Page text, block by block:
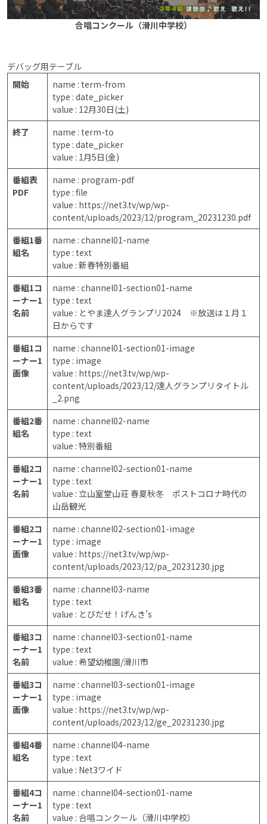
合唱コンクール（滑川中学校）
デバッグ用テーブル
開始
name : term-from
type : date_picker
value : 12月30日(土)
終了
name : term-to
type : date_picker
value : 1月5日(金)
番組表
PDF
name : program-pdf
type : file
value : https://net3.tv/wp/wp-
content/uploads/2023/12/program_20231230.pdf
番組1番
組名
name : channel01-name
type : text
value : 新春特別番組
番組1コ
ーナー1
名前
name : channel01-section01-name
type : text
value : とやま達人グランプリ2024 ※放送は１月１
日からです
番組1コ
ーナー1
画像
name : channel01-section01-image
type : image
value : https://net3.tv/wp/wp-
content/uploads/2023/12/達人グランプリタイトル
_2.png
番組2番
組名
name : channel02-name
type : text
value : 特別番組
番組2コ
ーナー1
名前
name : channel02-section01-name
type : text
value : 立山室堂山荘 春夏秋冬 ポストコロナ時代の
山岳観光
番組2コ
ーナー1
画像
name : channel02-section01-image
type : image
value : https://net3.tv/wp/wp-
content/uploads/2023/12/pa_20231230.jpg
番組3番
組名
name : channel03-name
type : text
value : とびだせ！げんき’s
番組3コ
ーナー1
名前
name : channel03-section01-name
type : text
value : 希望幼稚園/滑川市
番組3コ
ーナー1
画像
name : channel03-section01-image
type : image
value : https://net3.tv/wp/wp-
content/uploads/2023/12/ge_20231230.jpg
番組4番
組名
name : channel04-name
type : text
value : Net3ワイド
番組4コ
ーナー1
名前
name : channel04-section01-name
type : text
value : 合唱コンクール（滑川中学校）